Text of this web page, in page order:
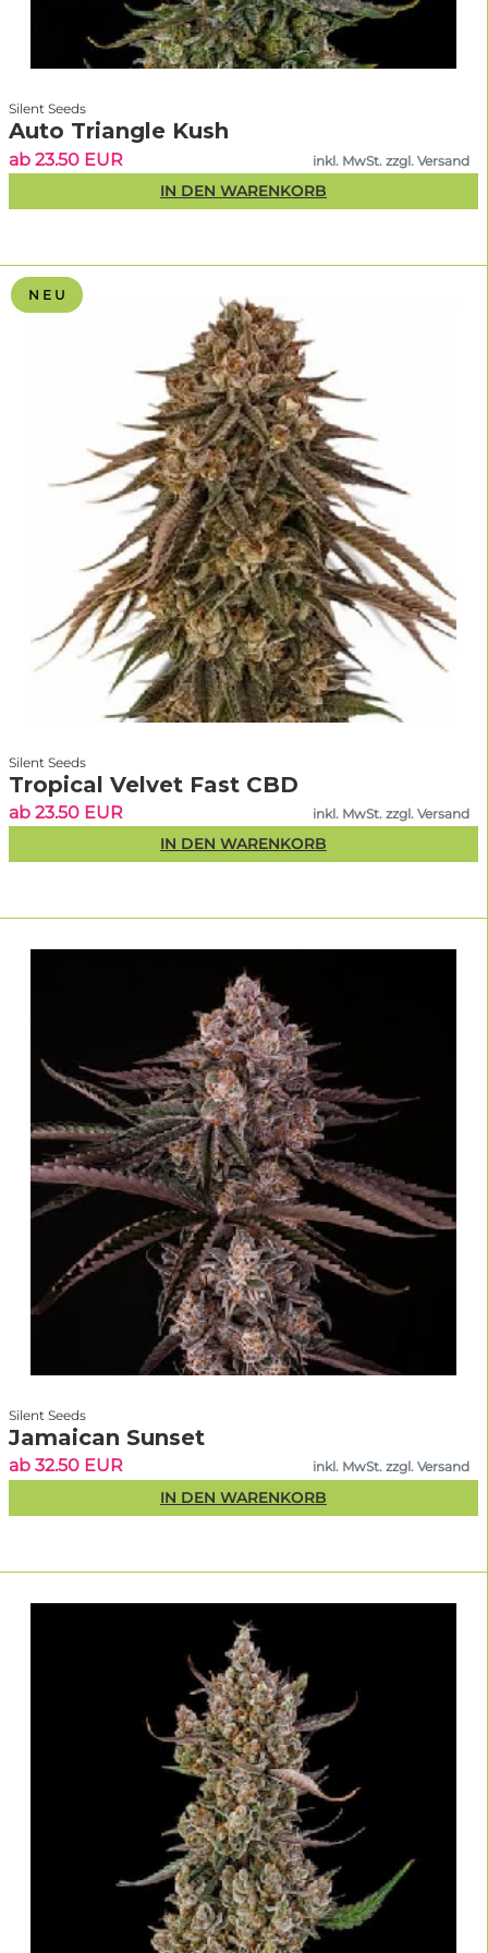
Silent Seeds
Auto Triangle Kush
ab 23.50 EUR inkl. MwSt. zzgl. Versand
IN DEN WARENKORB
N E U
Silent Seeds
Tropical Velvet Fast CBD
ab 23.50 EUR inkl. MwSt. zzgl. Versand
IN DEN WARENKORB
Silent Seeds
Jamaican Sunset
ab 32.50 EUR inkl. MwSt. zzgl. Versand
IN DEN WARENKORB